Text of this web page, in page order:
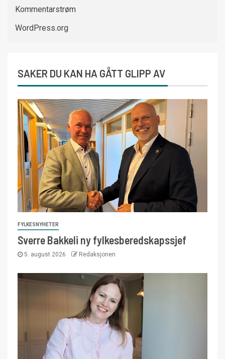
Kommentarstrøm
WordPress.org
SAKER DU KAN HA GÅTT GLIPP AV
FYLKESNYHETER
Sverre Bakkeli ny fylkesberedskapssjef
5. august 2026 Redaksjonen